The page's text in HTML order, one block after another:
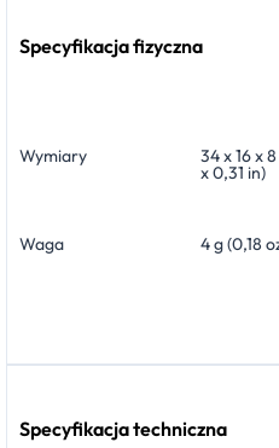
Specyfikacja fizyczna
Wymiary 34 x 16 x
x 0,31 in)
Waga 4 g (0,18
Specyfikacja techniczna